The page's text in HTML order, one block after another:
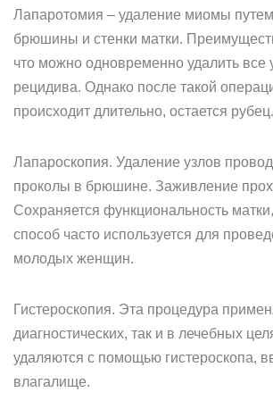
Лапаротомия – удаление миомы
брюшины и стенки матки.
что можно одновременно удалить все
рецидива. Однако после такой
происходит длительно, остается рубец.
Лапароскопия. Удаление узлов
проколы в брюшине. Заживление
Сохраняется функциональность
способ часто используется для
молодых женщин.
Гистероскопия. Эта процедура
диагностических, так и в лечебных
удаляются с помощью гистероскопа,
влагалище.